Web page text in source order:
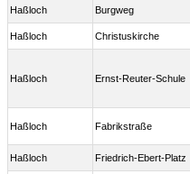
Haßloch Burgweg
Haßloch Christuskirche
Haßloch Ernst-Reuter-Schule
Haßloch Fabrikstraße
Haßloch Friedrich-Ebert-Platz